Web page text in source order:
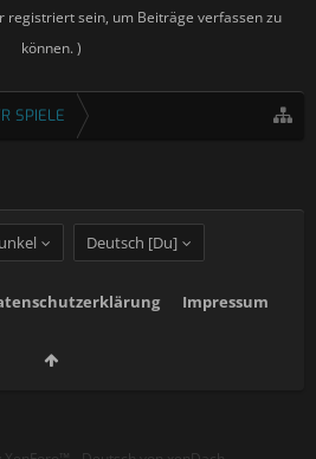
registriert sein, um Beiträge verfassen zu
können. )
SPIELE
Deutsch [Du]
Impressum